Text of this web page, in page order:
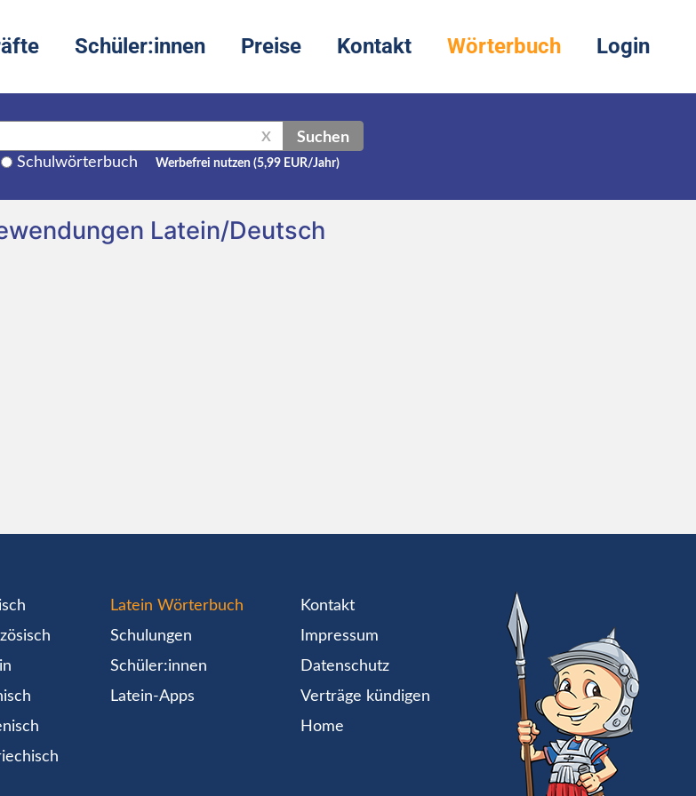
Schüler:innen Preise Kontakt Wörterbuch Login
X Suchen
Schulwörterbuch Werbefrei nutzen (5,99 EUR/Jahr)
Latein/Deutsch
Latein Wörterbuch
Schulungen
Schüler:innen
Latein-Apps
Kontakt
Impressum
Datenschutz
Verträge kündigen
Home